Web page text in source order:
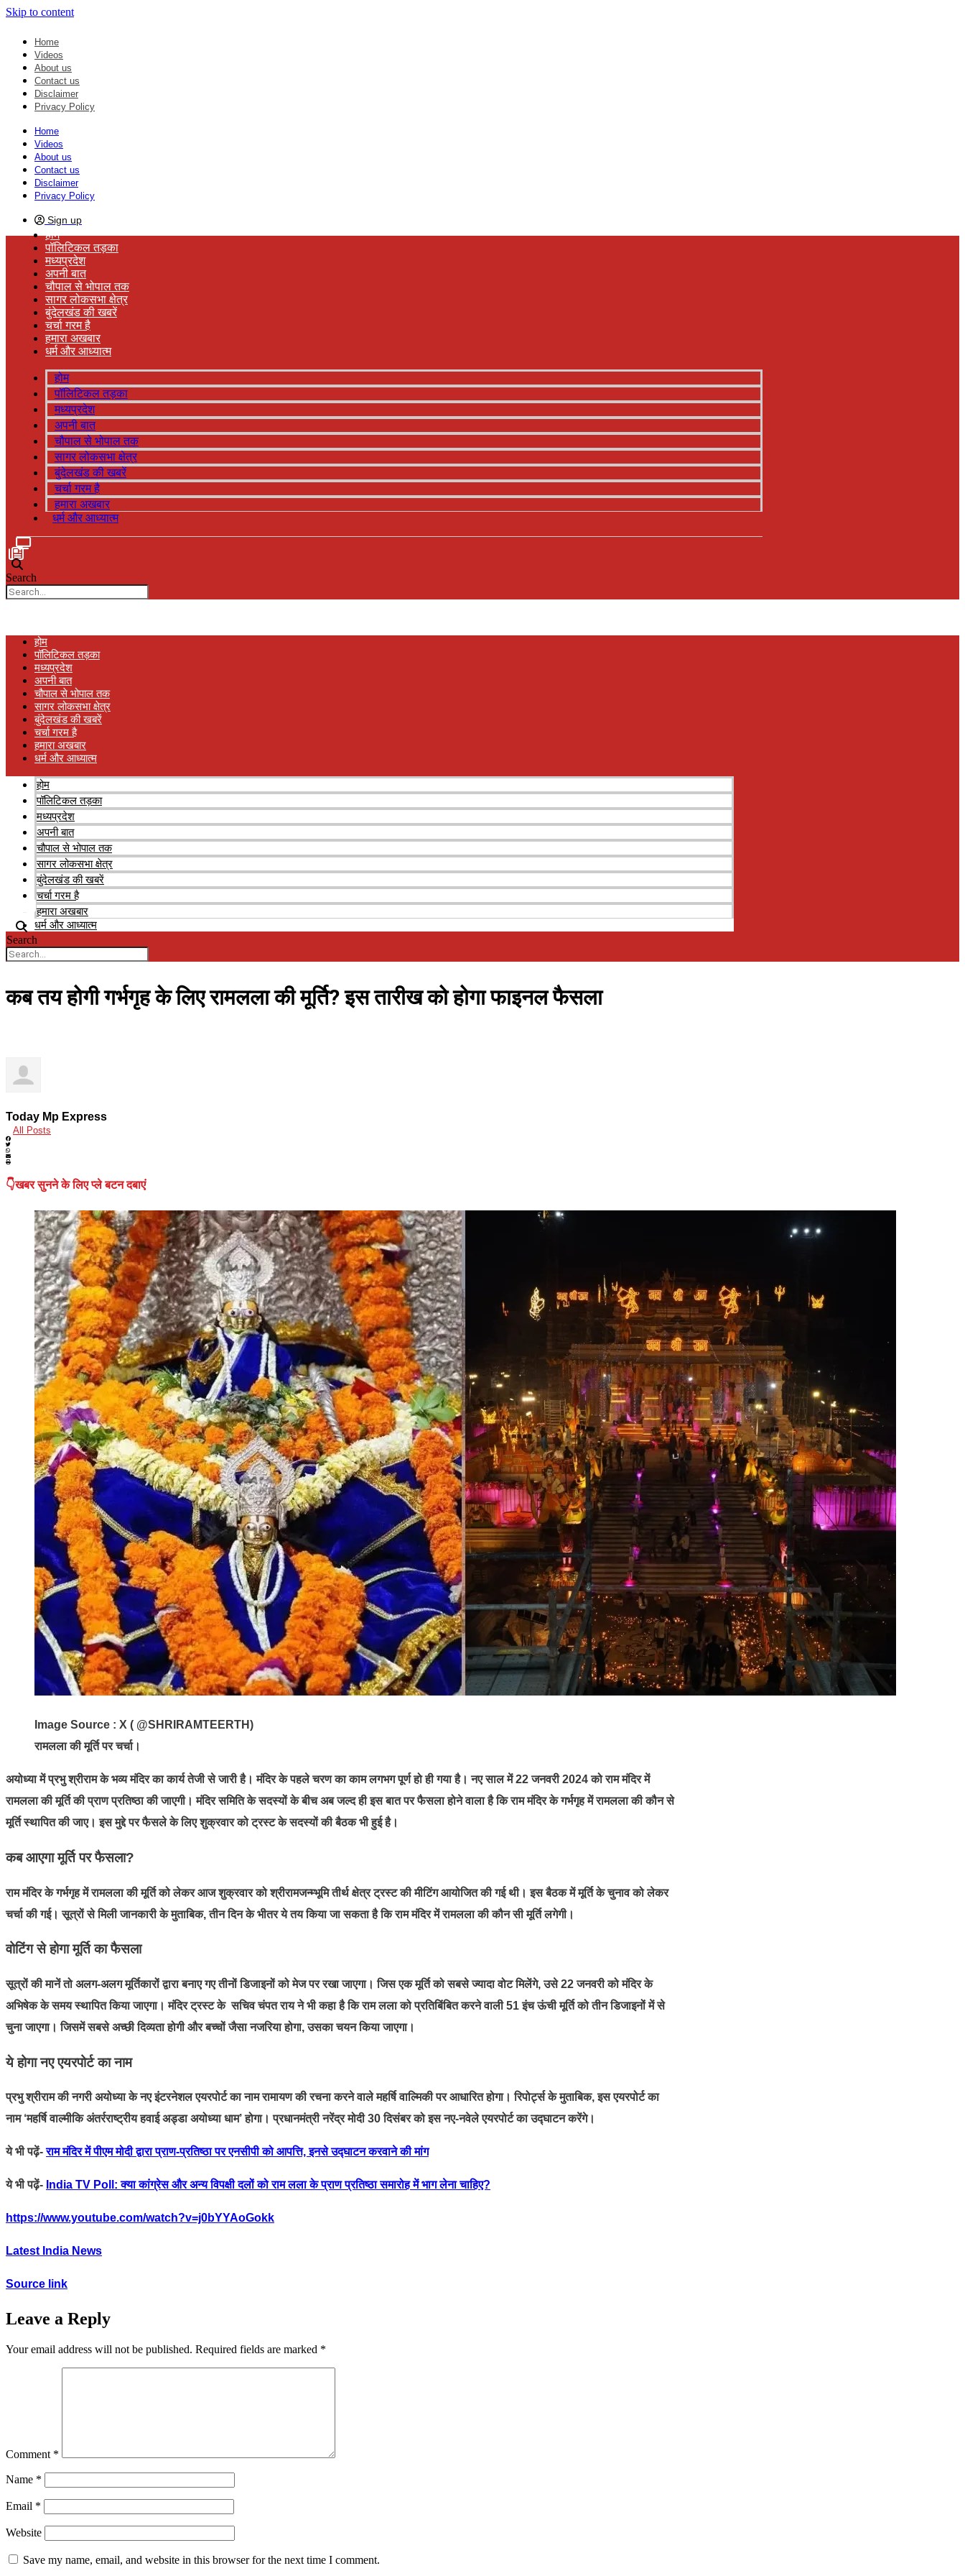
Skip to content
Home
Videos
About us
Contact us
Disclaimer
Privacy Policy
Home
Videos
About us
Contact us
Disclaimer
Privacy Policy
Sign up
होम
पॉलिटिकल तड़का
मध्यप्रदेश
अपनी बात
चौपाल से भोपाल तक
सागर लोकसभा क्षेत्र
बुंदेलखंड की खबरें
चर्चा गरम है
हमारा अखबार
धर्म और आध्यात्म
होम
पॉलिटिकल तड़का
मध्यप्रदेश
अपनी बात
चौपाल से भोपाल तक
सागर लोकसभा क्षेत्र
बुंदेलखंड की खबरें
चर्चा गरम है
हमारा अखबार
धर्म और आध्यात्म
Search
होम
पॉलिटिकल तड़का
मध्यप्रदेश
अपनी बात
चौपाल से भोपाल तक
सागर लोकसभा क्षेत्र
बुंदेलखंड की खबरें
चर्चा गरम है
हमारा अखबार
धर्म और आध्यात्म
होम
पॉलिटिकल तड़का
मध्यप्रदेश
अपनी बात
चौपाल से भोपाल तक
सागर लोकसभा क्षेत्र
बुंदेलखंड की खबरें
चर्चा गरम है
हमारा अखबार
धर्म और आध्यात्म
Search
कब तय होगी गर्भगृह के लिए रामलला की मूर्ति? इस तारीख को होगा फाइनल फैसला
Today Mp Express
All Posts
👇खबर सुनने के लिए प्ले बटन दबाएं
Image Source : X ( @SHRIRAMTEERTH)
रामलला की मूर्ति पर चर्चा।
अयोध्या में प्रभु श्रीराम के भव्य मंदिर का कार्य तेजी से जारी है। मंदिर के पहले चरण का काम लगभग पूर्ण हो ही गया है। नए साल में 22 जनवरी 2024 को राम मंदिर में
रामलला की मूर्ति की प्राण प्रतिष्ठा की जाएगी। मंदिर समिति के सदस्यों के बीच अब जल्द ही इस बात पर फैसला होने वाला है कि राम मंदिर के गर्भगृह में रामलला की कौन से
मूर्ति स्थापित की जाए। इस मुद्दे पर फैसले के लिए शुक्रवार को ट्रस्ट के सदस्यों की बैठक भी हुई है।
कब आएगा मूर्ति पर फैसला?
राम मंदिर के गर्भगृह में रामलला की मूर्ति को लेकर आज शुक्रवार को श्रीरामजन्म्भूमि तीर्थ क्षेत्र ट्रस्ट की मीटिंग आयोजित की गई थी। इस बैठक में मूर्ति के चुनाव को लेकर
चर्चा की गई। सूत्रों से मिली जानकारी के मुताबिक, तीन दिन के भीतर ये तय किया जा सकता है कि राम मंदिर में रामलला की कौन सी मूर्ति लगेगी।
वोटिंग से होगा मूर्ति का फैसला
सूत्रों की मानें तो अलग-अलग मूर्तिकारों द्वारा बनाए गए तीनों डिजाइनों को मेज पर रखा जाएगा। जिस एक मूर्ति को सबसे ज्यादा वोट मिलेंगे, उसे 22 जनवरी को मंदिर के
अभिषेक के समय स्थापित किया जाएगा। मंदिर ट्रस्ट के सचिव चंपत राय ने भी कहा है कि राम लला को प्रतिबिंबित करने वाली 51 इंच ऊंची मूर्ति को तीन डिजाइनों में से
चुना जाएगा। जिसमें सबसे अच्छी दिव्यता होगी और बच्चों जैसा नजरिया होगा, उसका चयन किया जाएगा।
ये होगा नए एयरपोर्ट का नाम
प्रभु श्रीराम की नगरी अयोध्या के नए इंटरनेशल एयरपोर्ट का नाम रामायण की रचना करने वाले महर्षि वाल्मिकी पर आधारित होगा। रिपोर्ट्स के मुताबिक, इस एयरपोर्ट का
नाम ‘महर्षि वाल्मीकि अंतर्रराष्ट्रीय हवाई अड्डा अयोध्या धाम’ होगा। प्रधानमंत्री नरेंद्र मोदी 30 दिसंबर को इस नए-नवेले एयरपोर्ट का उद्घाटन करेंगे।
ये भी पढ़ें-राम मंदिर में पीएम मोदी द्वारा प्राण-प्रतिष्ठा पर एनसीपी को आपत्ति, इनसे उद्घाटन करवाने की मांग
ये भी पढ़ें- India TV Poll: क्या कांग्रेस और अन्य विपक्षी दलों को राम लला के प्राण प्रतिष्ठा समारोह में भाग लेना चाहिए?
https://www.youtube.com/watch?v=j0bYYAoGokk
Latest India News
Source link
Leave a Reply
Your email address will not be published. Required fields are marked *
Comment *
Name *
Email *
Website
Save my name, email, and website in this browser for the next time I comment.